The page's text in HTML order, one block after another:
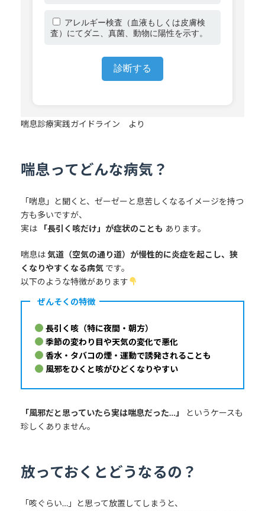
アレルギー検査（血液もしくは皮膚検
査）にてダニ、真菌、動物に陽性を示す。
診断する
喘息診療実践ガイドライン より
喘息ってどんな病気？
「喘息」と聞くと、ゼーゼーと息苦しくなるイメージを持つ
方も多いですが、
実は
「長引く咳だけ」が症状のことも あります。
喘息は気道（空気の通り道）が慢性的に炎症を起こし、狭
くなりやすくなる病気です。
以下のような特徴があります
ぜんそくの特徴
長引く咳（特に夜間・朝方）
季節の変わり目や天気の変化で悪化
香水・タバコの煙・運動で誘発されることも
風邪をひくと咳がひどくなりやすい
「風邪だと思っていたら実は喘息だった…」
というケースも
珍しくありません。
放っておくとどうなるの？
「咳ぐらい…」と思って放置してしまうと、